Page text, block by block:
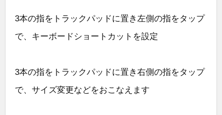
3本の指をトラックパッドに置き左側の指をタップ
で、キーボードショートカットを設定
3本の指をトラックパッドに置き右側の指をタップ
で、サイズ変更などをおこなえます